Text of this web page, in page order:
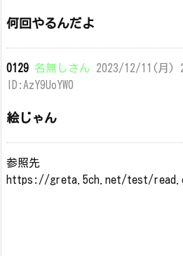
何回やるんだよ
0129 名無しさん 2023/12/11(月)
ID:AzY9UoYW0
絵じゃん
参照先
https://greta.5ch.net/test/